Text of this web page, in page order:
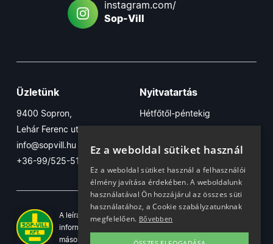
instagram.com/
Sop-Vill
Üzletünk
9400 Sopron,
Lehár Ferenc utca 17/B
info@sopvill.hu
+36-99/525-515
Nyitvatartás
Hétfőtől-péntekig
7:30-16:30
Szombaton
A leírások, fotók, logók, és minden egyéb azon szereplő
információ cégünk szellemi tulajdonát képezik. Azok
másolása, üzleti célú felhasználása kizárólag a jog
Ez a weboldal sütiket használ
Ez a weboldal sütiket használ a felhasználói
élmény javítása érdekében. A weboldalunk
használatával Ön hozzájárul az összes süti
használatához, a Cookie szabályzatunknak
megfelelően. Bővebben